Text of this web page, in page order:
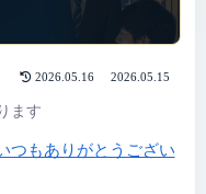
2026.05.16 2026.05.15
ます